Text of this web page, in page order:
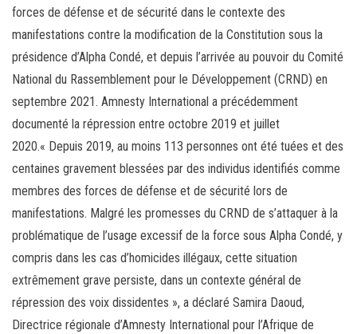
forces de défense et de sécurité dans le contexte des
manifestations contre la modification de la Constitution sous la
présidence d’Alpha Condé, et depuis l’arrivée au pouvoir du Comité
National du Rassemblement pour le Développement (CRND) en
septembre 2021. Amnesty International a précédemment
documenté la répression entre octobre 2019 et juillet
2020.« Depuis 2019, au moins 113 personnes ont été tuées et des
centaines gravement blessées par des individus identifiés comme
membres des forces de défense et de sécurité lors de
manifestations. Malgré les promesses du CRND de s’attaquer à la
problématique de l’usage excessif de la force sous Alpha Condé, y
compris dans les cas d’homicides illégaux, cette situation
extrêmement grave persiste, dans un contexte général de
répression des voix dissidentes », a déclaré Samira Daoud,
Directrice régionale d’Amnesty International pour l’Afrique de